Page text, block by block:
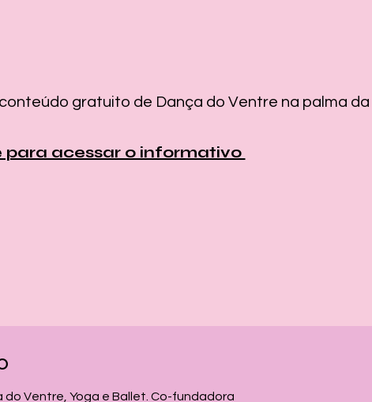
gratuito de Dança do Ventre na palma da
para acessar o informativo
Ventre, Yoga e Ballet. Co-fundadora